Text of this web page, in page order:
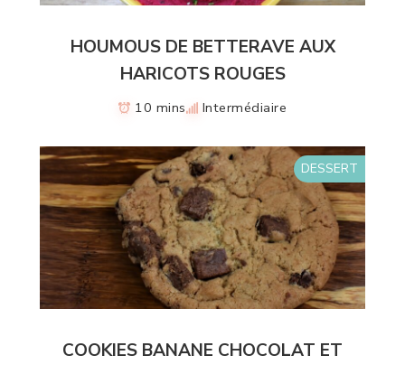
HOUMOUS DE BETTERAVE AUX
HARICOTS ROUGES
10 mins Intermédiaire
DESSERT
COOKIES BANANE CHOCOLAT ET